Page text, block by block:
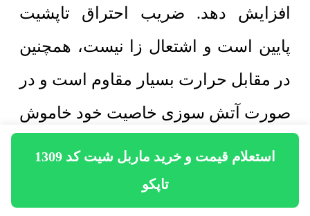
استعلام قیمت و خرید ماربل شیت کد 1309
تاپکو
افزایش دهد. ضریب احتراق تاپشیت
پایین است و اشتعال زا نیست، همچنین
در مقابل حرارت بسیار مقاوم است و در
صورت آتش سوزی خاصیت خود خاموش
شوندگی دارد. از این رو میتوان از
تاپشیت به عنوان پوشش بین کابینت